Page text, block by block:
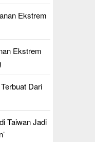
Ekstrem
Ekstrem
Dari
Taiwan Jadi